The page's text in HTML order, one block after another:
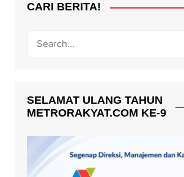
CARI BERITA!
SELAMAT ULANG TAHUN
METRORAKYAT.COM KE-9